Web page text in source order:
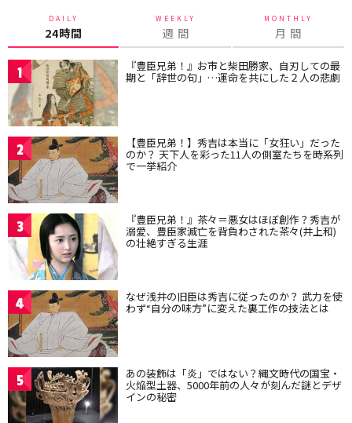
DAILY
24時間
WEEKLY
週 間
MONTHLY
月 間
1 『豊臣兄弟！』お市と柴田勝家、自刃しての最
期と「辞世の句」…運命を共にした２人の悲劇
2 【豊臣兄弟！】秀吉は本当に「女狂い」だった
のか？ 天下人を彩った11人の側室たちを時系列
で一挙紹介
3 『豊臣兄弟！』茶々＝悪女はほぼ創作？秀吉が
溺愛、豊臣家滅亡を背負わされた茶々(井上和)
の壮絶すぎる生涯
4 なぜ浅井の旧臣は秀吉に従ったのか？ 武力を使
わず“自分の味方”に変えた裏工作の技法とは
5 あの装飾は「炎」ではない？縄文時代の国宝・
火焔型土器、5000年前の人々が刻んだ謎とデザ
インの秘密